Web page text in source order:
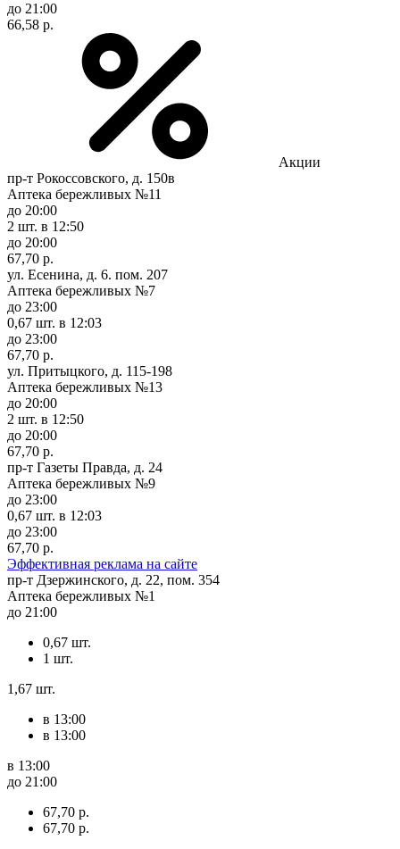
до 21:00
66,58 р.
Акции
пр-т Рокоссовского, д. 150в
Аптека бережливых №11
до 20:00
2 шт. в 12:50
до 20:00
67,70 р.
ул. Есенина, д. 6. пом. 207
Аптека бережливых №7
до 23:00
0,67 шт. в 12:03
до 23:00
67,70 р.
ул. Притыцкого, д. 115-198
Аптека бережливых №13
до 20:00
2 шт. в 12:50
до 20:00
67,70 р.
пр-т Газеты Правда, д. 24
Аптека бережливых №9
до 23:00
0,67 шт. в 12:03
до 23:00
67,70 р.
Эффективная реклама на сайте
пр-т Дзержинского, д. 22, пом. 354
Аптека бережливых №1
до 21:00
0,67 шт.
1 шт.
1,67 шт.
в 13:00
в 13:00
в 13:00
до 21:00
67,70 р.
67,70 р.